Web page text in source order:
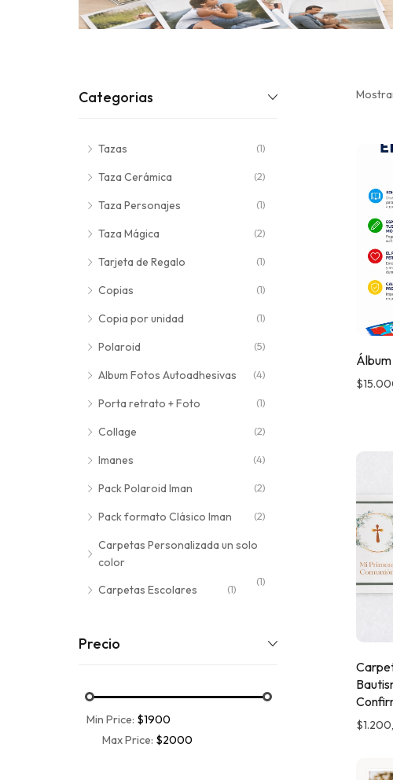
Categorias
Tazas (1)
Taza Cerámica (2)
Taza Personajes (1)
Taza Mágica (2)
Tarjeta de Regalo (1)
Copias (1)
Copia por unidad (1)
Polaroid (5)
Album Fotos Autoadhesivas (4)
Porta retrato + Foto (1)
Collage (2)
Imanes (4)
Pack Polaroid Iman (2)
Pack formato Clásico Iman (2)
Carpetas Personalizada un solo
color
(1)
Carpetas Escolares (1)
Precio
Min Price: $1900
Max Price: $2000
$
$